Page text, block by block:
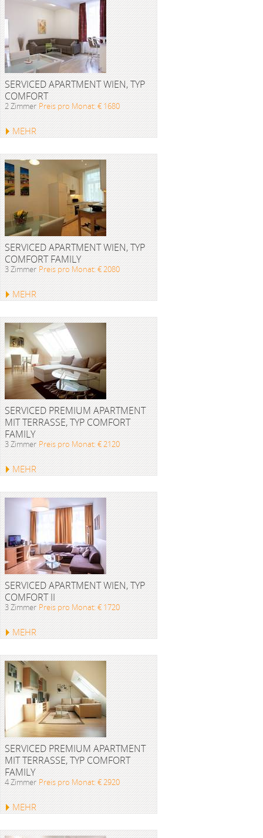
SERVICED APARTMENT WIEN, TYP
COMFORT
2 Zimmer Preis pro Monat: € 1680
MEHR
SERVICED APARTMENT WIEN, TYP
COMFORT FAMILY
3 Zimmer Preis pro Monat: € 2080
MEHR
SERVICED PREMIUM APARTMENT
MIT TERRASSE, TYP COMFORT
FAMILY
3 Zimmer Preis pro Monat: € 2120
MEHR
SERVICED APARTMENT WIEN, TYP
COMFORT II
3 Zimmer Preis pro Monat: € 1720
MEHR
SERVICED PREMIUM APARTMENT
MIT TERRASSE, TYP COMFORT
FAMILY
4 Zimmer Preis pro Monat: € 2920
MEHR